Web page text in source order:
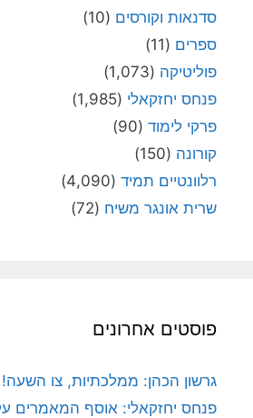
סדנאות וקורסים (10)
ספרים (11)
פוליטיקה (1,073)
פנחס יחזקאלי (1,985)
פרקי לימוד (90)
קורונה (150)
רלוונטיים תמיד (4,090)
שרית אונגר משיח (72)
פוסטים אחרונים
גרשון הכהן: ממלכתיות, צו השעה!
פנחס יחזקאלי: אוסף המאמרים